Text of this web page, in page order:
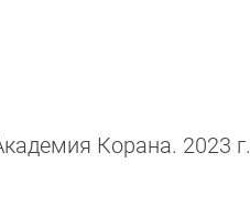
Корана. 2023 г.